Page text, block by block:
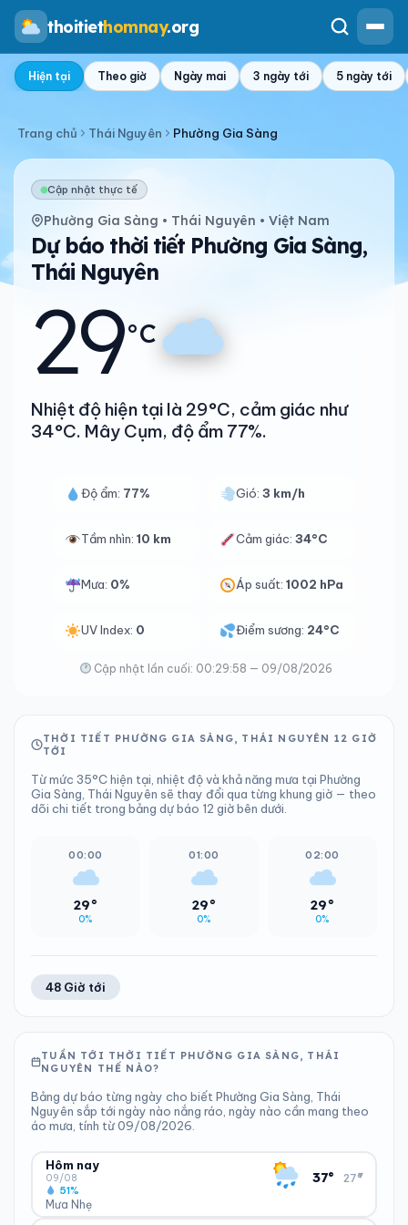
thoitiethomnay.org
Hiện tại Theo giờ Ngày mai 3 ngày tới 5 ngày tới
Trang chủ Thái Nguyên Phường Gia Sàng
Cập nhật thực tế
Phường Gia Sàng • Thái Nguyên • Việt Nam
Dự báo thời tiết Phường Gia Sàng,
Thái Nguyên
29°C
Nhiệt độ hiện tại là 29°C, cảm giác như
34°C. Mây Cụm, độ ẩm 77%.
Độ ẩm: 77% Gió:3 km/h
Tầm nhìn: 10 km Cảm giác:34°C
Mưa: 0% Áp suất:1002 hPa
UV Index: 0 Điểm sương: 24°C
Cập nhật lần cuối: 00:29:58 — 09/08/2026
THỜI TIẾT PHƯỜNG GIA SÀNG, THÁI NGUYÊN 12 GIỜ
TỚI
Từ mức 35°C hiện tại, nhiệt độ và khả năng mưa tại Phường
Gia Sàng, Thái Nguyên sẽ thay đổi qua từng khung giờ — theo
dõi chi tiết trong bảng dự báo 12 giờ bên dưới.
00:00
29°
0%
01:00
29°
0%
02:00
29°
0%
48 Giờ tới
TUẦN TỚI THỜI TIẾT PHƯỜNG GIA SÀNG, THÁI
NGUYÊN THẾ NÀO?
Bảng dự báo từng ngày cho biết Phường Gia Sàng, Thái
Nguyên sắp tới ngày nào nắng ráo, ngày nào cần mang theo
áo mưa, tính từ 09/08/2026.
Hôm nay
09/08
Mưa Nhẹ
51%
37° 27°
▾